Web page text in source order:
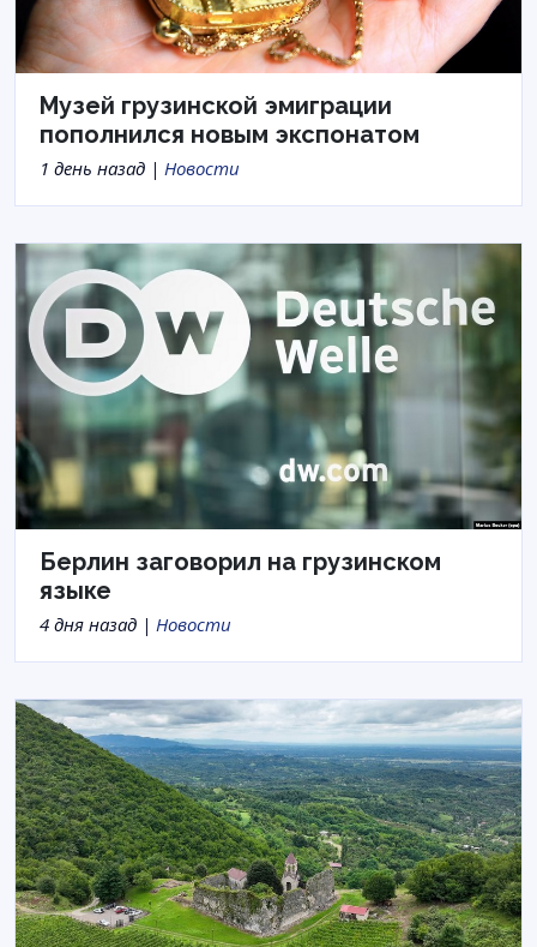
Музей грузинской эмиграции
пополнился новым экспонатом
1 день назад | Новости
Берлин заговорил на грузинском
языке
4 дня назад | Новости